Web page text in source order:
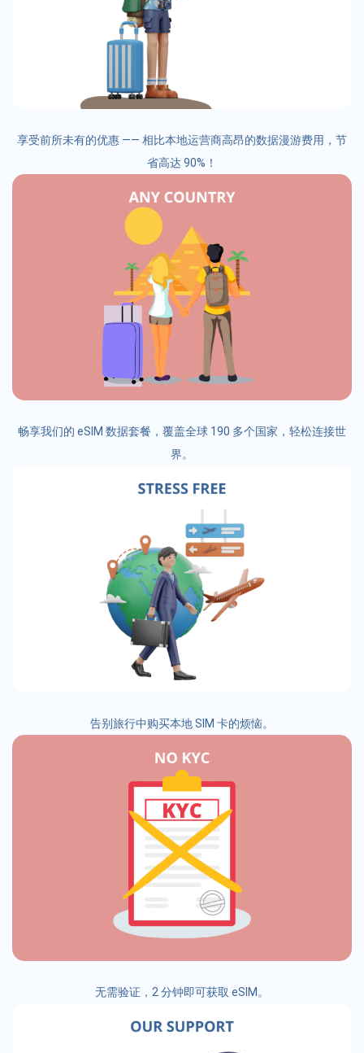
享受前所未有的优惠 —— 相比本地运营商高昂的数据漫游费用，节
省高达 90%！
畅享我们的 eSIM 数据套餐，覆盖全球 190 多个国家，轻松连接世
界。
告别旅行中购买本地 SIM 卡的烦恼。
无需验证，2 分钟即可获取 eSIM。